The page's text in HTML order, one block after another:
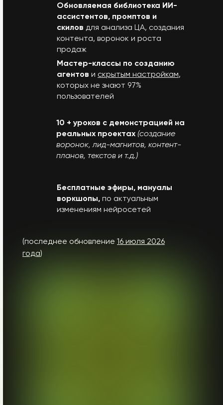
Бесплатные эфиры, мануалы
воркшопы, по актуальным
изменениям нейросетей
(последнее обновление 16 июля 2026
года)
Мастер-классы по созданию
агентов и скрытым настройкам,
которых не знают 97%
пользователей
10 + уроков с демонстрацией на
реальных проектах (создание
воронок, лид-магнитов, контент-
планов, текстов и т.д.)
Обновляемая библиотека ИИ-
ассистентов, промптов и
скилов для анализа ЦА, создания
контента, воронок и роста
продаж